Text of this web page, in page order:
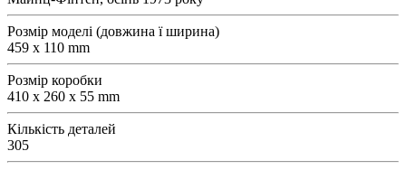
Розмір моделі (довжина ї ширина)
459 x 110 mm
Розмір коробки
410 x 260 x 55 mm
Кількість деталей
305